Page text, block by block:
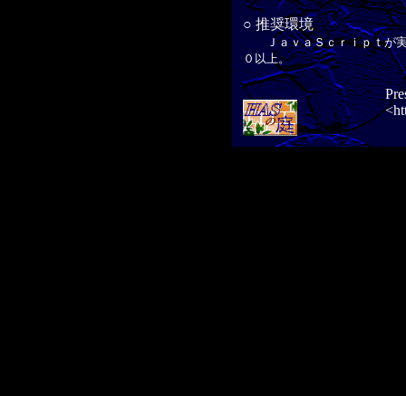
○ 推奨環境
ＪａｖａＳｃｒｉｐｔが実
０以上。